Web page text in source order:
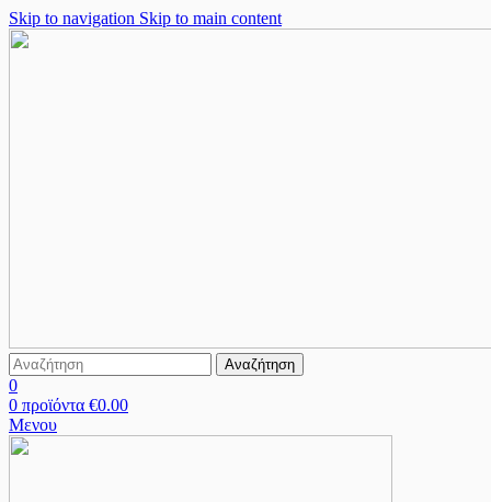
Skip to navigation Skip to main content
Αναζήτηση
0
0 προϊόντα €0.00
Μενου